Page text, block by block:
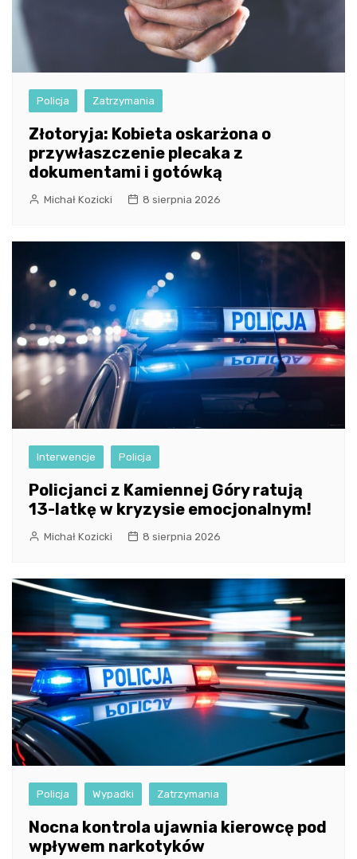
Policja Zatrzymania
Złotoryja: Kobieta oskarżona o
przywłaszczenie plecaka z
dokumentami i gotówką
Michał Kozicki 8 sierpnia 2026
Interwencje Policja
Policjanci z Kamiennej Góry ratują
13-latkę w kryzysie emocjonalnym!
Michał Kozicki 8 sierpnia 2026
Policja Wypadki Zatrzymania
Nocna kontrola ujawnia kierowcę pod
wpływem narkotyków